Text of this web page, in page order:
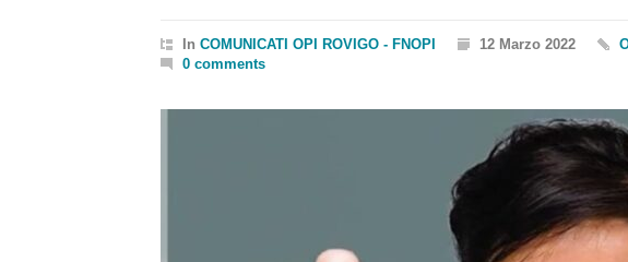
In COMUNICATI OPI ROVIGO - FNOPI 12 Marzo 2022
0 comments